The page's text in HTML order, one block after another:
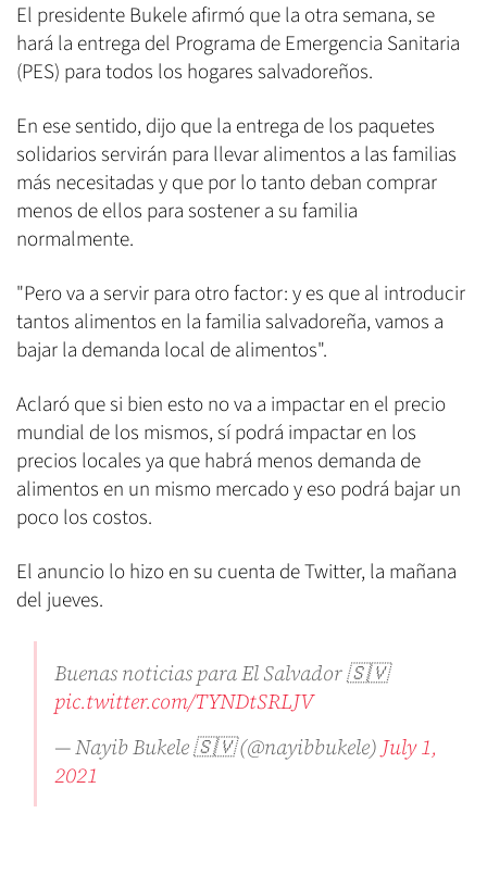
El presidente Bukele afirmó que la otra semana, se
hará la entrega del Programa de Emergencia Sanitaria
(PES) para todos los hogares salvadoreños.
En ese sentido, dijo que la entrega de los paquetes
solidarios servirán para llevar alimentos a las familias
más necesitadas y que por lo tanto deban comprar
menos de ellos para sostener a su familia
normalmente.
"Pero va a servir para otro factor: y es que al introducir
tantos alimentos en la familia salvadoreña, vamos a
bajar la demanda local de alimentos".
Aclaró que si bien esto no va a impactar en el precio
mundial de los mismos, sí podrá impactar en los
precios locales ya que habrá menos demanda de
alimentos en un mismo mercado y eso podrá bajar un
poco los costos.
El anuncio lo hizo en su cuenta de Twitter, la mañana
del jueves.
Buenas noticias para El Salvador 🇸🇻
pic.twitter.com/TYNDtSRLJV
— Nayib Bukele 🇸🇻 (@nayibbukele) July 1,
2021